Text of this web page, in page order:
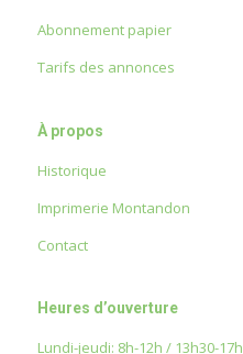
Abonnement papier
Tarifs des annonces
À propos
Historique
Imprimerie Montandon
Contact
Heures d’ouverture
Lundi-jeudi: 8h-12h / 13h30-17h